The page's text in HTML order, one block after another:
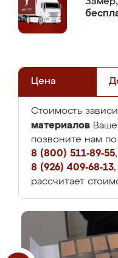
Цена
Стоимость
материалов
позвоните нам
8 (800) 511-89-55,
8 (926) 409-68-13
рассчитает